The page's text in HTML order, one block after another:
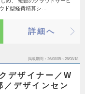
ド型経費精算シ…
詳細へ
掲載期間 26/08/05～26/08/18
デザイナー／W
デザインセン